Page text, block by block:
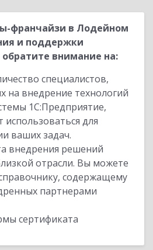
франчайзи в Лодейном
и поддержки
обратите внимание на:
специалистов,
на внедрение технологий
1С:Предприятие,
использоваться для
ваших задач.
внедрения решений
отрасли. Вы можете
содержащему
партнерами
сертификата